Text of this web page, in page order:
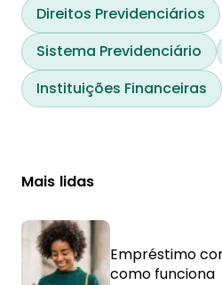
Direitos Previdenciários
Sistema Previdenciário
Instituições Financeiras
Mais lidas
Empréstimo
como funciona